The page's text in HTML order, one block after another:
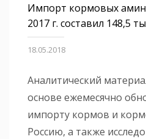
Импорт кормовых
2017 г. составил 148,5
18.05.2018
Аналитический
основе ежемесячно
импорту кормов и
Россию, а также